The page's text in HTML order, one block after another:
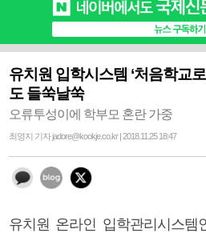
유치원 입학시스템 ‘처음학교
도 들쑥날쑥
오류투성이에 학부모 혼란 가중
최영지 기자 jadore@kookje.co.kr | 2018.11.25 18:47
유치원 온라인 입학관리시스템